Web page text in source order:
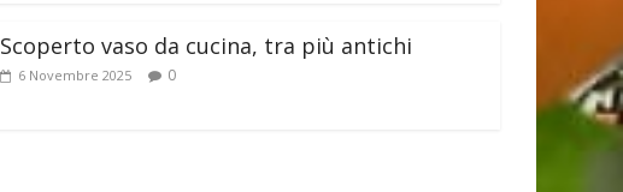
Scoperto vaso da cucina, tra più antichi
6 Novembre 2025 0